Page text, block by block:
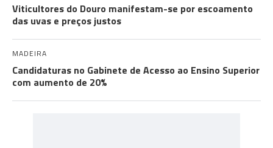
Viticultores do Douro manifestam-se por escoamento
das uvas e preços justos
MADEIRA
Candidaturas no Gabinete de Acesso ao Ensino Superior
com aumento de 20%